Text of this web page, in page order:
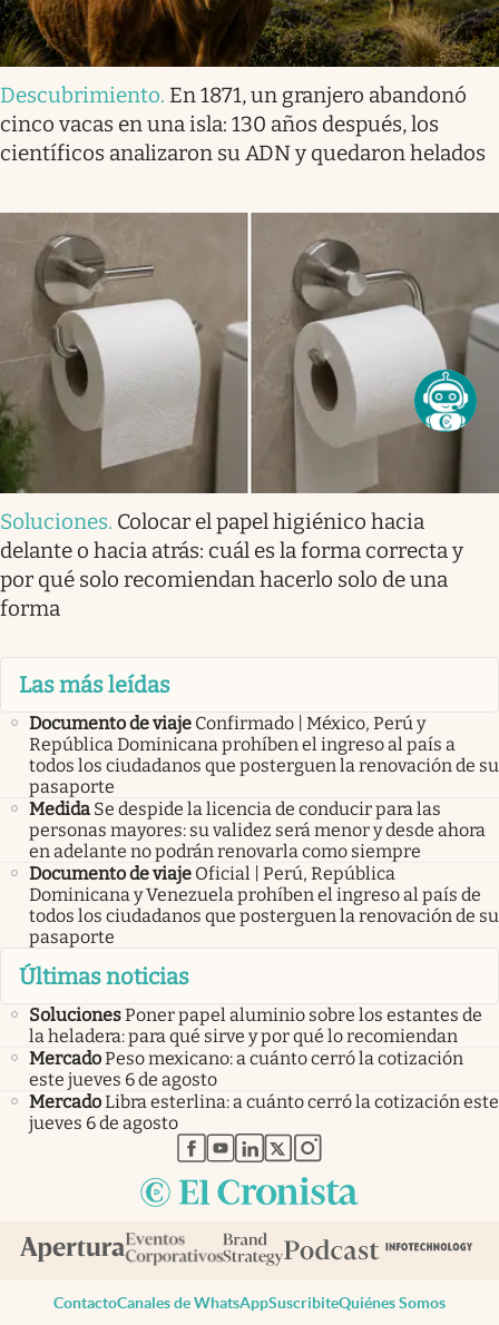
Descubrimiento. En 1871, un granjero abandonó
cinco vacas en una isla: 130 años después, los
científicos analizaron su ADN y quedaron helados
Soluciones. Colocar el papel higiénico hacia
delante o hacia atrás: cuál es la forma correcta y
por qué solo recomiendan hacerlo solo de una
forma
Las más leídas
Documento de viaje Confirmado | México, Perú y
República Dominicana prohíben el ingreso al país a
todos los ciudadanos que posterguen la renovación de su
pasaporte
Medida Se despide la licencia de conducir para las
personas mayores: su validez será menor y desde ahora
en adelante no podrán renovarla como siempre
Documento de viaje Oficial | Perú, República
Dominicana y Venezuela prohíben el ingreso al país de
todos los ciudadanos que posterguen la renovación de su
pasaporte
Últimas noticias
SolucionesPoner papel aluminio sobre los estantes de
la heladera: para qué sirve y por qué lo recomiendan
MercadoPeso mexicano: a cuánto cerró la cotización
este jueves 6 de agosto
MercadoLibra esterlina: a cuánto cerró la cotización este
jueves 6 de agosto
abre en nueva pestaña
abre en nueva pestaña
abre en nueva pestaña
abre en nueva pestaña
abre en nueva pestaña
ContactoCanales de WhatsAppSuscribiteQuiénes Somos